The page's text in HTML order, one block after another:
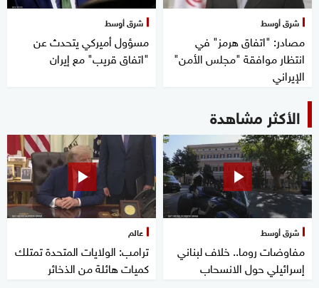
شرق أوسط
مصادر: "اتفاق هرمز" في
انتظار موافقة "مجلس الأمن"
الإيراني
شرق أوسط
مسؤول أميركي يتحدث عن
"اتفاق قريب" مع إيران
الأكثر مشاهدة
شرق أوسط
مفاوضات روما.. خلاف لبناني
إسرائيلي حول الانسحاب
عالم
ترامب: الولايات المتحدة تمتلك
كميات هائلة من الذخائر